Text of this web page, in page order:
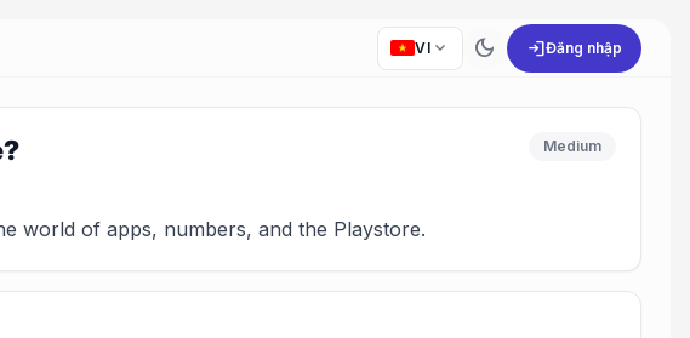
VI expand_more dark_mode loginĐăng nhập
Medium
world of apps, numbers, and the Playstore.